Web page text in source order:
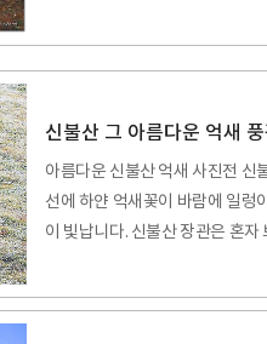
음력으로 초하루이군요. 범어사
입구 매표소에서 차량도 무사 통
인 비단길 코스로 산행을 했습니
아닙니다. 쉬엄쉬엄 금정산을 전
찍고 돌아 올때 까지 5사람 만났으
신불산 그 아름다운 억새
아름다운 신불산 억새 사진전 신
선에 하얀 억새꽃이 바람에 일렁
이 빛납니다. 신불산 장관은 혼
라서 신불재 신불산 원점회귀하